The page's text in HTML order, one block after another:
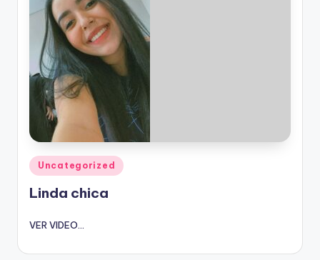
Publicado
en
Uncategorized
Linda chica
VER VIDEO...